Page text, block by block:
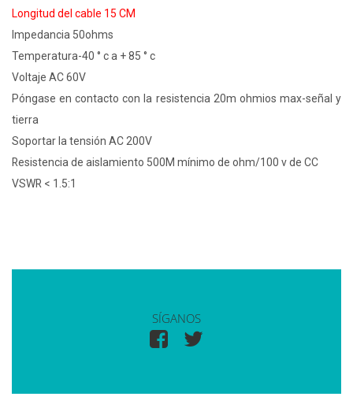
Longitud del cable 15 CM
Impedancia 50ohms
Temperatura-40 ° c a + 85 ° c
Voltaje AC 60V
Póngase en contacto con la resistencia 20m ohmios max-señal y
tierra
Soportar la tensión AC 200V
Resistencia de aislamiento 500M mínimo de ohm/100 v de CC
VSWR < 1.5:1
SÍGANOS